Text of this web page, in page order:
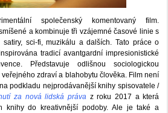
společenský komentovaný film.
a kombinuje tři vzájemné časové linie s
satiry, sci-fi, muzikálu a dalších. Tato práce o
tradicí avantgardní impresionistické
Představuje odlišnou sociologickou
zdraví a blahobytu člověka. Film není
podkladu nejprodávanější knihy spisovatele /
za nová lidská právaz roku 2017 a která
knihy do kreativnější podoby. Ale je také a